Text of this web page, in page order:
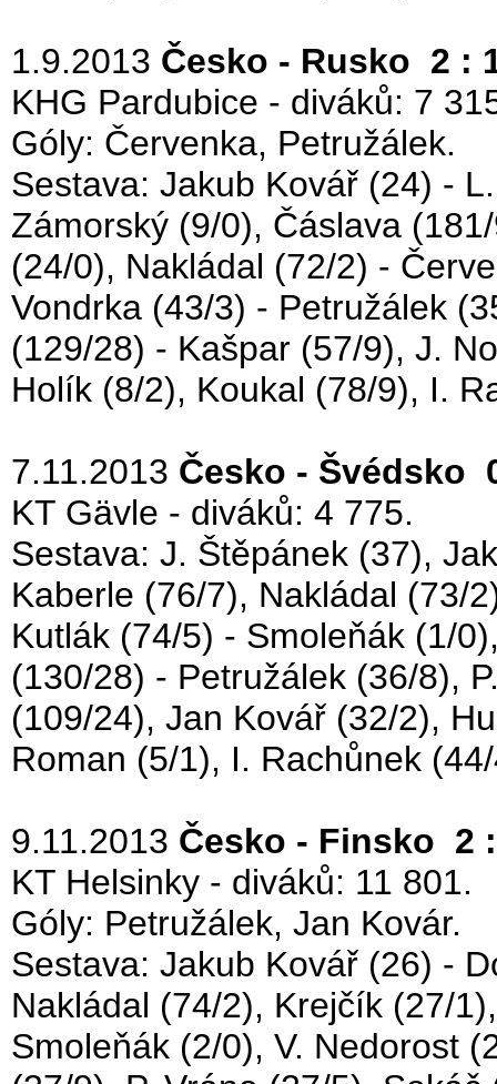
1.9.2013 Česko - Rusko 2 :
KHG Pardubice - diváků: 7
Góly: Červenka, Petružálek.
Sestava: Jakub Kovář (24) -
Zámorský (9/0), Čáslava
(24/0), Nakládal (72/2) -
Vondrka (43/3) - Petružálek
(129/28) - Kašpar (57/9), J.
Holík (8/2), Koukal (78/9), I.
7.11.2013 Česko - Švédsko
KT Gävle - diváků: 4 775.
Sestava: J. Štěpánek (37),
Kaberle (76/7), Nakládal (73/
Kutlák (74/5) - Smoleňák (1/
(130/28) - Petružálek (36/8),
(109/24), Jan Kovář (32/2),
Roman (5/1), I. Rachůnek
9.11.2013 Česko - Finsko 2
KT Helsinky - diváků: 11 801.
Góly: Petružálek, Jan Kovár.
Sestava: Jakub Kovář (26) -
Nakládal (74/2), Krejčík (27/
Smoleňák (2/0), V. Nedorost